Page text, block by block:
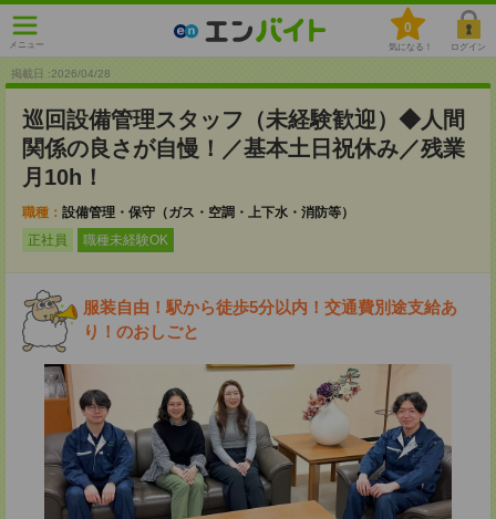
メニュー
0
気になる！ ログイン
掲載日 :2026/04/28
巡回設備管理スタッフ（未経験歓迎）◆人間
関係の良さが自慢！／基本土日祝休み／残業
月10h！
職種： 設備管理・保守（ガス・空調・上下水・消防等）
正社員
職種未経験OK
服装自由！駅から徒歩5分以内！交通費別途支給あ
り！のおしごと